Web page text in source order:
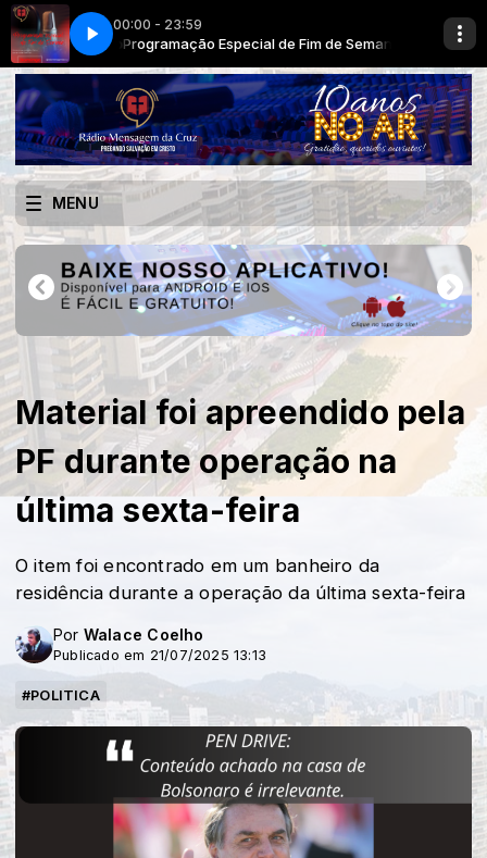
00:00 - 23:59
Programação Especial de Fim de Semana - Domingo
Adriano - Ah! Filho meu pequenino
MENU
Material foi apreendido pela
PF durante operação na
última sexta-feira
O item foi encontrado em um banheiro da
residência durante a operação da última sexta-feira
Por Walace Coelho
Publicado em 21/07/2025 13:13
#POLITICA